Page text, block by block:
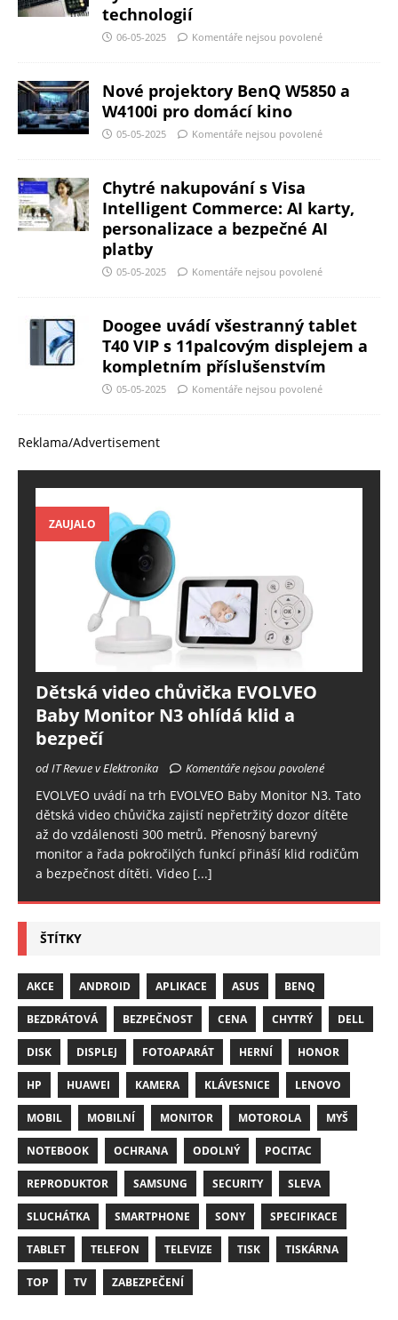
technologií
06-05-2025 Komentáře nejsou povolené
Nové projektory BenQ W5850 a
W4100i pro domácí kino
05-05-2025 Komentáře nejsou povolené
Chytré nakupování s Visa
Intelligent Commerce: AI karty,
personalizace a bezpečné AI
platby
05-05-2025 Komentáře nejsou povolené
Doogee uvádí všestranný tablet
T40 VIP s 11palcovým displejem a
kompletním příslušenstvím
05-05-2025 Komentáře nejsou povolené
Reklama/Advertisement
ZAUJALO
Dětská video chůvička EVOLVEO
Baby Monitor N3 ohlídá klid a
bezpečí
od IT Revue v Elektronika Komentáře nejsou povolené
EVOLVEO uvádí na trh EVOLVEO Baby Monitor N3. Tato
dětská video chůvička zajistí nepřetržitý dozor dítěte
až do vzdálenosti 300 metrů. Přenosný barevný
monitor a řada pokročilých funkcí přináší klid rodičům
a bezpečnost dítěti. Video [...]
ŠTÍTKY
AKCE ANDROID APLIKACE ASUS BENQ
BEZDRÁTOVÁ BEZPEČNOST CENA CHYTRÝ DELL
DISK DISPLEJ FOTOAPARÁT HERNÍ HONOR
HP HUAWEI KAMERA KLÁVESNICE LENOVO
MOBIL MOBILNÍ MONITOR MOTOROLA MYŠ
NOTEBOOK OCHRANA ODOLNÝ POCITAC
REPRODUKTOR SAMSUNG SECURITY SLEVA
SLUCHÁTKA SMARTPHONE SONY SPECIFIKACE
TABLET TELEFON TELEVIZE TISK TISKÁRNA
TOP TV ZABEZPEČENÍ